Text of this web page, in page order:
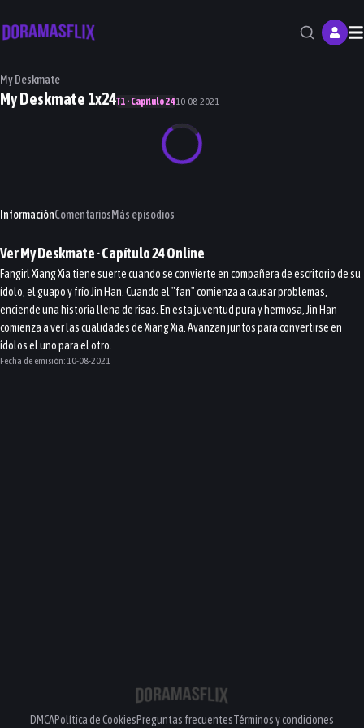
My Deskmate
My Deskmate 1x24T1 · Capítulo 2410-08-2021
InformaciónComentariosMás episodios
VerMy Deskmate· Capítulo24Online
Fangirl Xiang Xia tiene suerte cuando se convierte en compañera de escritorio de su
ídolo, el guapo y frío Jin Han. Cuando el "fan" comienza a causar problemas,
enciende una historia llena de risas. En esta juventud pura y hermosa, Jin Han
comienza a ver las cualidades de Xiang Xia. Avanzan juntos para convertirse en
ídolos el uno para el otro.
Fecha de emisión: 10-08-2021
DMCAPolítica de CookiesPreguntas frecuentesTérminos y condiciones